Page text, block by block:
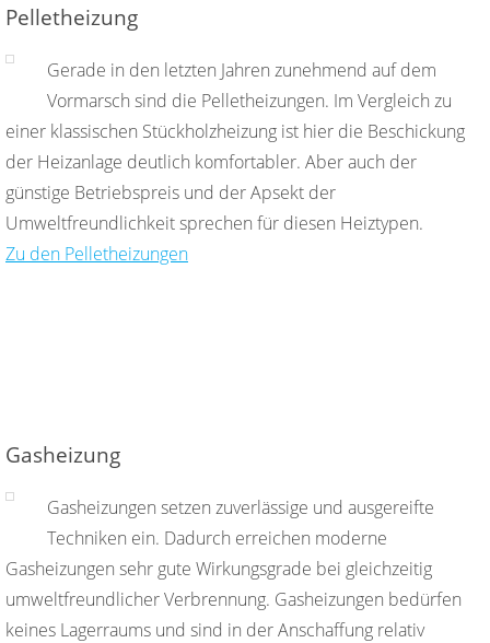
Pelletheizung
Gerade in den letzten Jahren zunehmend auf dem
Vormarsch sind die Pelletheizungen. Im Vergleich zu
einer klassischen Stückholzheizung ist hier die Beschickung
der Heizanlage deutlich komfortabler. Aber auch der
günstige Betriebspreis und der Apsekt der
Umweltfreundlichkeit sprechen für diesen Heiztypen.
Zu den Pelletheizungen
Gasheizung
Gasheizungen setzen zuverlässige und ausgereifte
Techniken ein. Dadurch erreichen moderne
Gasheizungen sehr gute Wirkungsgrade bei gleichzeitig
umweltfreundlicher Verbrennung. Gasheizungen bedürfen
keines Lagerraums und sind in der Anschaffung relativ